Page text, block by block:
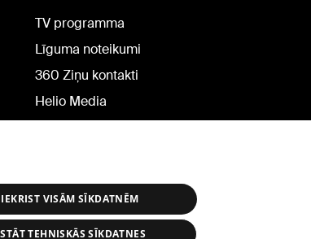
TV programma
Līguma noteikumi
360 Ziņu kontakti
Helio Media
VISĀM SĪKDATNĒM
TEHNISKĀS SĪKDATNES